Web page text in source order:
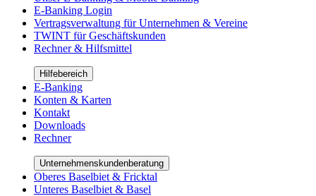
E-Banking Login
Vertragsverwaltung für Unternehmen & Vereine
TWINT für Geschäftskunden
Rechner & Hilfsmittel
Hilfebereich
E-Banking
Konten & Karten
Kontakt
Downloads
Rechner
Unternehmenskundenberatung
Oberes Baselbiet & Fricktal
Unteres Baselbiet & Basel